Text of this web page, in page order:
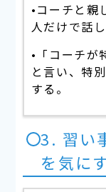
•コーチと親
人だけで話
•「コーチが
と言い、特
する。
3. 習い
を気に